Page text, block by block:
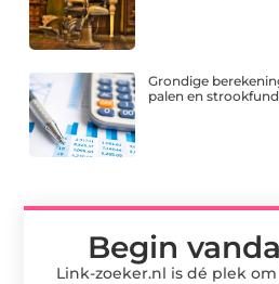
Grondige
palen en
Begin
Link-zoeker.nl is dé plek